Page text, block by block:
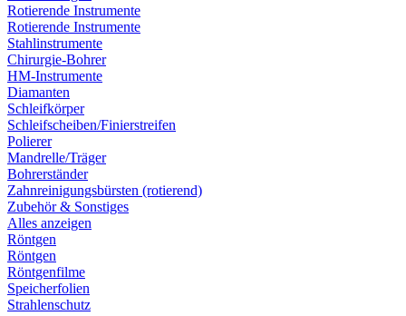
Rotierende Instrumente
Rotierende Instrumente
Stahlinstrumente
Chirurgie-Bohrer
HM-Instrumente
Diamanten
Schleifkörper
Schleifscheiben/Finierstreifen
Polierer
Mandrelle/Träger
Bohrerständer
Zahnreinigungsbürsten (rotierend)
Zubehör & Sonstiges
Alles anzeigen
Röntgen
Röntgen
Röntgenfilme
Speicherfolien
Strahlenschutz